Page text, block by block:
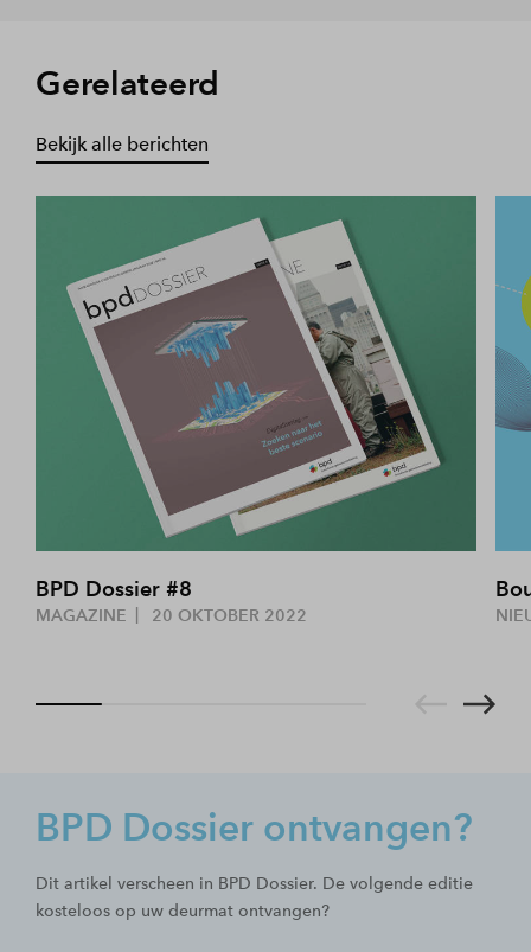
Gerelateerd
Bekijk alle berichten
BPD Dossier #8
MAGAZINE 20 OKTOBER 2022
BPD Dossier ontvangen?
Dit artikel verscheen in BPD Dossier. De volgende editie
kosteloos op uw deurmat ontvangen?